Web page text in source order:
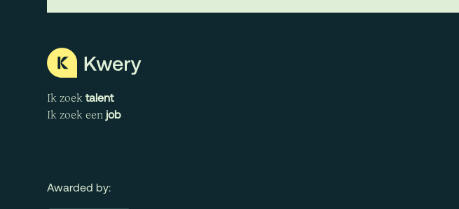
Ik zoek talent
Ik zoek een job
Awarded by: